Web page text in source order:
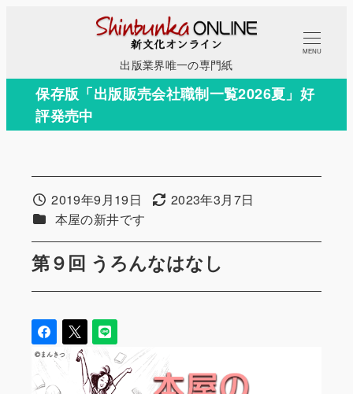
コ
テ
出版業界唯一の専門紙
MENU
保存版「出版販売会社職制一覧2026夏」好
評発売中
第９回 うろんなはなし
投稿日2019年9月19日 更新日2023年3月7日
カテゴリー
本屋の新井です